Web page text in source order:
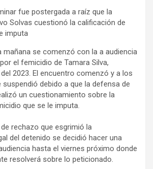
fue postergada a raíz que la
Solvas cuestionó la calificación de
imputa
mañana se comenzó con la a audiencia
el femicidio de Tamara Silva,
2023. El encuentro comenzó y a los
debido a que la defensa de
un cuestionamiento sobre la
que se le imputa.
rechazo que esgrimió la
del detenido se decidió hacer una
hasta el viernes próximo donde
resolverá sobre lo peticionado.